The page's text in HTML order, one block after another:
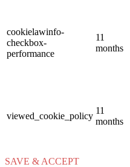
cookielawinfo-
checkbox-
performance
11
months
viewed_cookie_policy
11
months
SAVE & ACCEPT